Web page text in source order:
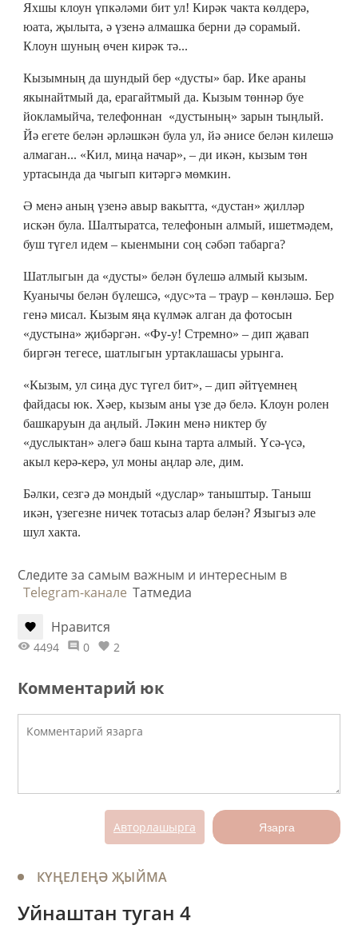
Яхшы клоун үпкәләми бит ул! Кирәк чакта көлдерә,
юата, җылыта, ә үзенә алмашка берни дә сорамый.
Клоун шуның өчен кирәк тә...
Кызымның да шундый бер «дусты» бар. Ике араны
якынайтмый да, ерагайтмый да. Кызым төннәр буе
йокламыйча, телефоннан «дустының» зарын тыңлый.
Йә егете белән әрләшкән була ул, йә әнисе белән килешә
алмаган... «Кил, миңа начар», – ди икән, кызым төн
уртасында да чыгып китәргә мөмкин.
Ә менә аның үзенә авыр вакытта, «дустан» җилләр
искән була. Шалтыратса, телефонын алмый, ишетмәдем,
буш түгел идем – кыенмыни соң сәбәп табарга?
Шатлыгын да «дусты» белән бүлешә алмый кызым.
Куанычы белән бүлешсә, «дус»та – траур – көнләшә. Бер
генә мисал. Кызым яңа күлмәк алган да фотосын
«дустына» җибәргән. «Фу-у! Стремно» – дип җавап
биргән тегесе, шатлыгын уртаклашасы урынга.
«Кызым, ул сиңа дус түгел бит», – дип әйтүемнең
файдасы юк. Хәер, кызым аны үзе дә белә. Клоун ролен
башкаруын да аңлый. Ләкин менә никтер бу
«дуслыктан» әлегә баш кына тарта алмый. Үсә-үсә,
акыл керә-керә, ул моны аңлар әле, дим.
Бәлки, сезгә дә мондый «дуслар» таныштыр. Таныш
икән, үзегезне ничек тотасыз алар белән? Языгыз әле
шул хакта.
Следите за самым важным и интересным в
Telegram-канале Татмедиа
Нравится
4494 0 2
Комментарий юк
Авторлашырга Язарга
КҮҢЕЛЕҢӘ ҖЫЙМА
Уйнаштан туган 4